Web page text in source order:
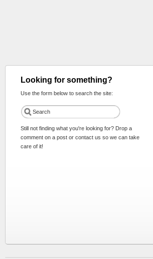
Looking for something?
Use the form below to search the site:
Still not finding what you're looking for? Drop a
comment on a post or contact us so we can take
care of it!